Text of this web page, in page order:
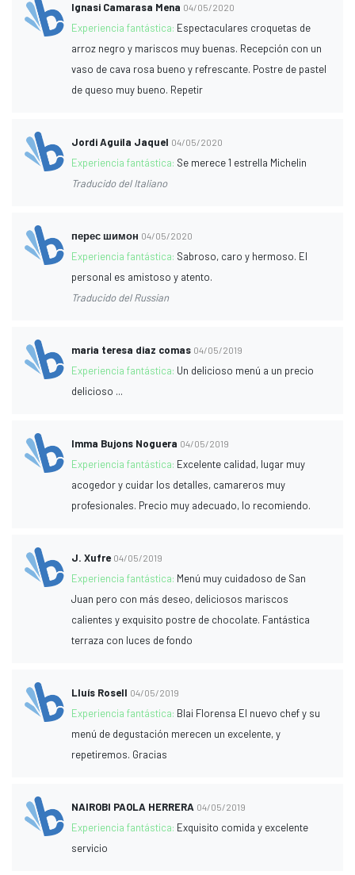
Ignasi Camarasa Mena 04/05/2020
Experiencia fantástica: Espectaculares croquetas de
arroz negro y mariscos muy buenas. Recepción con un
vaso de cava rosa bueno y refrescante. Postre de pastel
de queso muy bueno. Repetir
Jordi Aguila Jaquel 04/05/2020
Experiencia fantástica: Se merece 1 estrella Michelin
Traducido del Italiano
перес шимон 04/05/2020
Experiencia fantástica: Sabroso, caro y hermoso. El
personal es amistoso y atento.
Traducido del Russian
maria teresa diaz comas 04/05/2019
Experiencia fantástica: Un delicioso menú a un precio
delicioso ...
Imma Bujons Noguera 04/05/2019
Experiencia fantástica: Excelente calidad, lugar muy
acogedor y cuidar los detalles, camareros muy
profesionales. Precio muy adecuado, lo recomiendo.
J. Xufre 04/05/2019
Experiencia fantástica: Menú muy cuidadoso de San
Juan pero con más deseo, deliciosos mariscos
calientes y exquisito postre de chocolate. Fantástica
terraza con luces de fondo
Lluís Rosell 04/05/2019
Experiencia fantástica: Blai Florensa El nuevo chef y su
menú de degustación merecen un excelente, y
repetiremos. Gracias
NAIROBI PAOLA HERRERA 04/05/2019
Experiencia fantástica: Exquisito comida y excelente
servicio